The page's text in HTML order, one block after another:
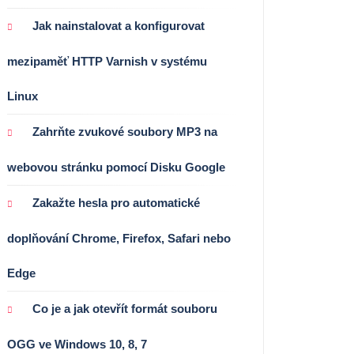
Jak nainstalovat a konfigurovat
mezipaměť HTTP Varnish v systému
Linux
Zahrňte zvukové soubory MP3 na
webovou stránku pomocí Disku Google
Zakažte hesla pro automatické
doplňování Chrome, Firefox, Safari nebo
Edge
Co je a jak otevřít formát souboru
OGG ve Windows 10, 8, 7